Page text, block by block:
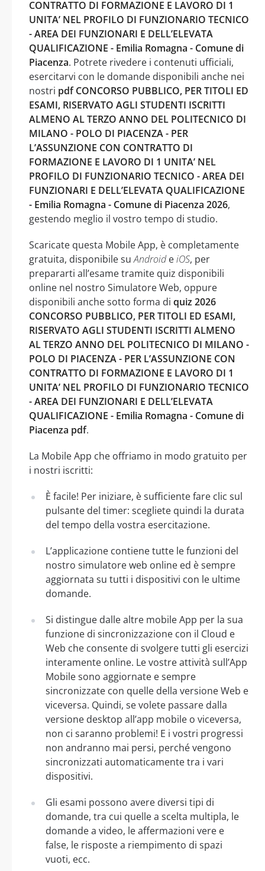
CONTRATTO DI FORMAZIONE E LAVORO DI 1
UNITA’ NEL PROFILO DI FUNZIONARIO TECNICO
- AREA DEI FUNZIONARI E DELL’ELEVATA
QUALIFICAZIONE - Emilia Romagna - Comune di
Piacenza. Potrete rivedere i contenuti ufficiali,
esercitarvi con le domande disponibili anche nei
nostri pdf CONCORSO PUBBLICO, PER TITOLI ED
ESAMI, RISERVATO AGLI STUDENTI ISCRITTI
ALMENO AL TERZO ANNO DEL POLITECNICO DI
MILANO - POLO DI PIACENZA - PER
L’ASSUNZIONE CON CONTRATTO DI
FORMAZIONE E LAVORO DI 1 UNITA’ NEL
PROFILO DI FUNZIONARIO TECNICO - AREA DEI
FUNZIONARI E DELL’ELEVATA QUALIFICAZIONE
- Emilia Romagna - Comune di Piacenza 2026,
gestendo meglio il vostro tempo di studio.
Scaricate questa Mobile App, è completamente
gratuita, disponibile suAndroideiOS, per
prepararti all’esame tramite quiz disponibili
online nel nostro Simulatore Web, oppure
disponibili anche sotto forma di quiz 2026
CONCORSO PUBBLICO, PER TITOLI ED ESAMI,
RISERVATO AGLI STUDENTI ISCRITTI ALMENO
AL TERZO ANNO DEL POLITECNICO DI MILANO -
POLO DI PIACENZA - PER L’ASSUNZIONE CON
CONTRATTO DI FORMAZIONE E LAVORO DI 1
UNITA’ NEL PROFILO DI FUNZIONARIO TECNICO
- AREA DEI FUNZIONARI E DELL’ELEVATA
QUALIFICAZIONE - Emilia Romagna - Comune di
Piacenza pdf.
La Mobile App che offriamo in modo gratuito per
i nostri iscritti:
È facile! Per iniziare, è sufficiente fare clic sul
pulsante del timer: scegliete quindi la durata
del tempo della vostra esercitazione.
L’applicazione contiene tutte le funzioni del
nostro simulatore web online ed è sempre
aggiornata su tutti i dispositivi con le ultime
domande.
Si distingue dalle altre mobile App per la sua
funzione di sincronizzazione con il Cloud e
Web che consente di svolgere tutti gli esercizi
interamente online. Le vostre attività sull’App
Mobile sono aggiornate e sempre
sincronizzate con quelle della versione Web e
viceversa. Quindi, se volete passare dalla
versione desktop all’app mobile o viceversa,
non ci saranno problemi! E i vostri progressi
non andranno mai persi, perché vengono
sincronizzati automaticamente tra i vari
dispositivi.
Gli esami possono avere diversi tipi di
domande, tra cui quelle a scelta multipla, le
domande a video, le affermazioni vere e
false, le risposte a riempimento di spazi
vuoti, ecc.